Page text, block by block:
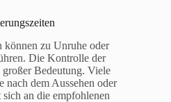
können zu Unruhe oder
Die Kontrolle der
Bedeutung. Viele
nach dem Aussehen oder
an die empfohlenen